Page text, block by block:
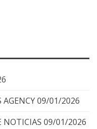
09/01/2026
NOTICIAS 09/01/2026